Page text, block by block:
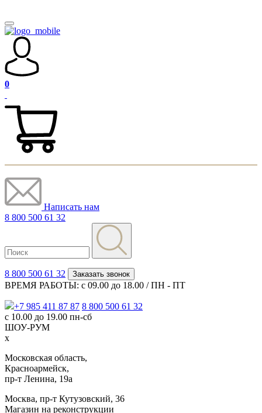
0
Написать нам
8 800 500 61 32
8 800 500 61 32 Заказать звонок
ВРЕМЯ РАБОТЫ: с 09.00 до 18.00 / ПН - ПТ
+7 985 411 87 87 8 800 500 61 32
с 10.00 до 19.00 пн-сб
ШОУ-РУМ
x
Московская область,
Красноармейск,
пр-т Ленина, 19а
Москва, пр-т Кутузовский, 36
Магазин на реконструкции